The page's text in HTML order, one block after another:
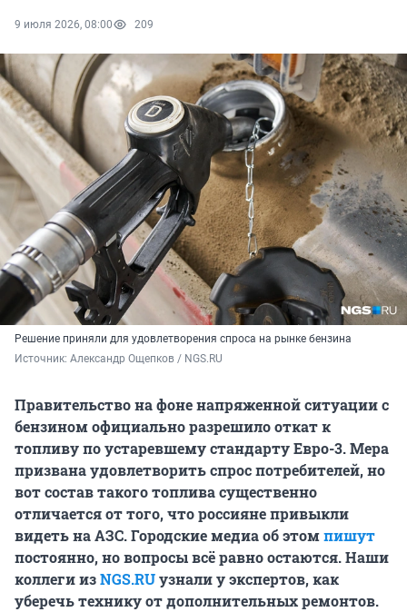
9 июля 2026, 08:00 209
Решение приняли для удовлетворения спроса на рынке бензина
Источник: Александр Ощепков / NGS.RU
Правительство на фоне напряженной ситуации с
бензином официально разрешило откат к
топливу по устаревшему стандарту Евро-3. Мера
призвана удовлетворить спрос потребителей, но
вот состав такого топлива существенно
отличается от того, что россияне привыкли
видеть на АЗС. Городские медиа об этомпишут
постоянно, но вопросы всё равно остаются. Наши
коллеги изNGS.RUузнали у экспертов, как
уберечь технику от дополнительных ремонтов.